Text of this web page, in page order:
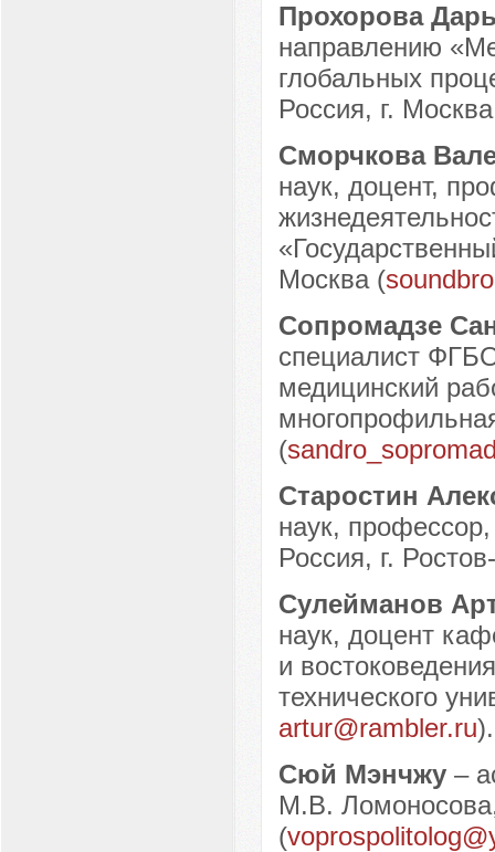
Прохорова
направлению
глобальных
Россия, г.
Сморчкова
наук, доцент,
Москва (
Сопромадзе
специалист
медицинский
(
Старостин
наук,
Россия, г.
Сулейманов
наук, доцент
и
технического
artur@rambler.ru).
Сюй Мэнчжу –
М.В.
(